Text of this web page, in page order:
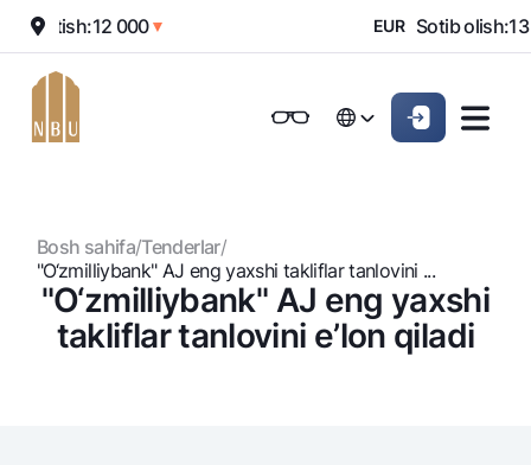
Shaxsiy kabinet
Jismoniy shaxslarga
Kreditlar
Ipoteka
Sotish:12 000▼ EUR Sotib olish:13
Ovozni yoqish Shaxsiy kabinet
Bosh sahifa/Tenderlar/
"O‘zmilliybank" AJ eng yaxshi takliflar tanlovini ...
"O‘zmilliybank" AJ eng yaxshi
takliflar tanlovini e’lon qiladi